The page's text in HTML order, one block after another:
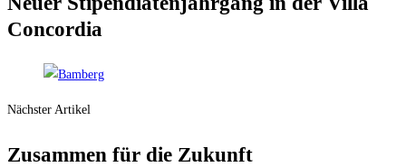
Concordia
Nächster Artikel
Zusam­men für die Zukunft